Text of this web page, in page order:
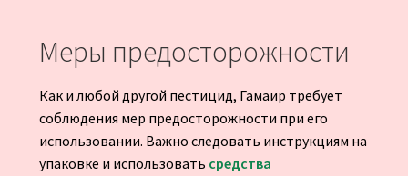
Меры предосторожности
Как и любой другой пестицид, Гамаир требует
соблюдения мер предосторожности при его
использовании. Важно следовать инструкциям на
упаковке и использовать средства